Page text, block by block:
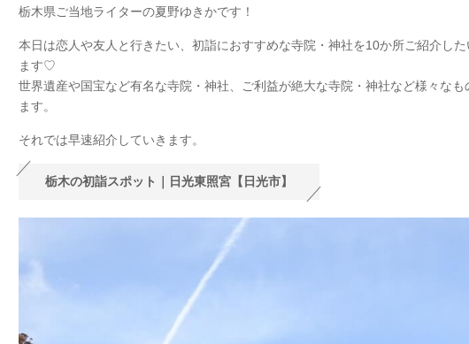
栃木県ご当地ライターの夏野ゆきかです！
本日は恋人や友人と行きたい、初詣におすすめな寺院・神社を10か所ご紹介した
ます♡
世界遺産や国宝など有名な寺院・神社、ご利益が絶大な寺院・神社など様々なも
ます。
それでは早速紹介していきます。
栃木の初詣スポット｜日光東照宮【日光市】